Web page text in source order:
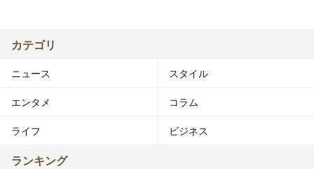
スン、ドンホン、ヨノ、カンミンの順番にメンバー公開。
VERIVERY」を配信。
2019年1月9日に1stミニアルバム「VERI-US」で正式デビ
カテゴリ
ニュース スタイル
エンタメ コラム
ライフ ビジネス
ランキング